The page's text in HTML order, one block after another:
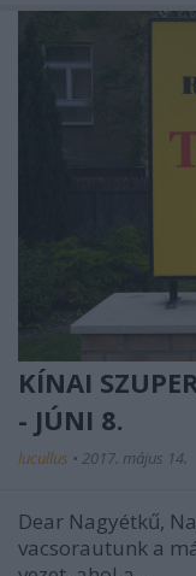
KÍNAI
- JÚNI 8.
lucullus • 2017. május 14.
Dear Nagyétkű,
vacsorautunk a